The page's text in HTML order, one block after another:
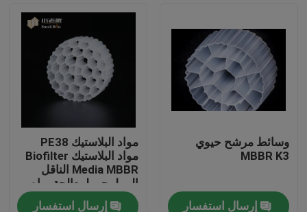
منتجات
معلومات عنا
جولة في المعمل
وسائط مرشح حيوي
MBBR K3
إرسال استفسار
مواد البلاستيك PE38
مواد البلاستيك Biofilter
Media MBBR الناقل
البيولوجي لمعالجة مياه
الصرف الصحي
إرسال استفسار